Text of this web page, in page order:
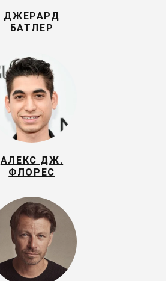
ДЖЕРАРД
БАТЛЕР
АЛЕКС ДЖ.
ФЛОРЕС